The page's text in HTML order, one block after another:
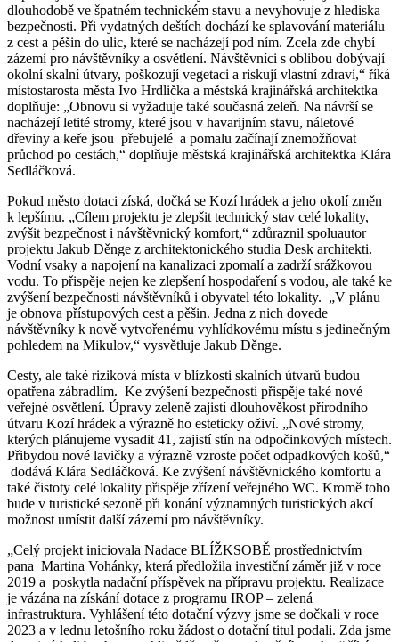
dlouhodobě ve špatném technickém stavu a nevyhovuje z hlediska
bezpečnosti. Při vydatných deštích dochází ke splavování materiálu
z cest a pěšin do ulic, které se nacházejí pod ním. Zcela zde chybí
zázemí pro návštěvníky a osvětlení. Návštěvníci s oblibou dobývají
okolní skalní útvary, poškozují vegetaci a riskují vlastní zdraví,“ říká
místostarosta města Ivo Hrdlička a městská krajinářská architektka
doplňuje: „Obnovu si vyžaduje také současná zeleň. Na návrší se
nacházejí letité stromy, které jsou v havarijním stavu, náletové
dřeviny a keře jsou přebujelé a pomalu začínají znemožňovat
průchod po cestách,“ doplňuje městská krajinářská architektka Klára
Sedláčková.
Pokud město dotaci získá, dočká se Kozí hrádek a jeho okolí změn
k lepšímu. „Cílem projektu je zlepšit technický stav celé lokality,
zvýšit bezpečnost i návštěvnický komfort,“ zdůraznil spoluautor
projektu Jakub Děnge z architektonického studia Desk architekti.
Vodní vsaky a napojení na kanalizaci zpomalí a zadrží srážkovou
vodu. To přispěje nejen ke zlepšení hospodaření s vodou, ale také ke
zvýšení bezpečnosti návštěvníků i obyvatel této lokality. „V plánu
je obnova přístupových cest a pěšin. Jedna z nich dovede
návštěvníky k nově vytvořenému vyhlídkovému místu s jedinečným
pohledem na Mikulov,“ vysvětluje Jakub Děnge.
Cesty, ale také riziková místa v blízkosti skalních útvarů budou
opatřena zábradlím. Ke zvýšení bezpečnosti přispěje také nové
veřejné osvětlení. Úpravy zeleně zajistí dlouhověkost přírodního
útvaru Kozí hrádek a výrazně ho esteticky oživí. „Nové stromy,
kterých plánujeme vysadit 41, zajistí stín na odpočinkových místech.
Přibydou nové lavičky a výrazně vzroste počet odpadkových košů,“
dodává Klára Sedláčková. Ke zvýšení návštěvnického komfortu a
také čistoty celé lokality přispěje zřízení veřejného WC. Kromě toho
bude v turistické sezoně při konání významných turistických akcí
možnost umístit další zázemí pro návštěvníky.
„Celý projekt iniciovala Nadace BLÍŽKSOBĚ prostřednictvím
pana Martina Vohánky, která předložila investiční záměr již v roce
2019 a poskytla nadační příspěvek na přípravu projektu. Realizace
je vázána na získání dotace z programu IROP – zelená
infrastruktura. Vyhlášení této dotační výzvy jsme se dočkali v roce
2023 a v lednu letošního roku žádost o dotační titul podali. Zda jsme